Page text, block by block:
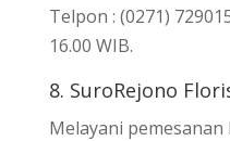
Telpon : (0271)
16.00 WIB.
8. SuroRejono
Melayani